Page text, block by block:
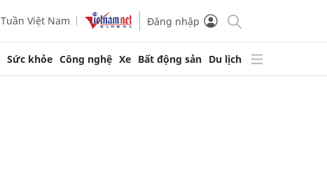
Tuần Việt Nam Đăng nhập
Sức khỏe Công nghệ Xe Bất động sản Du lịch